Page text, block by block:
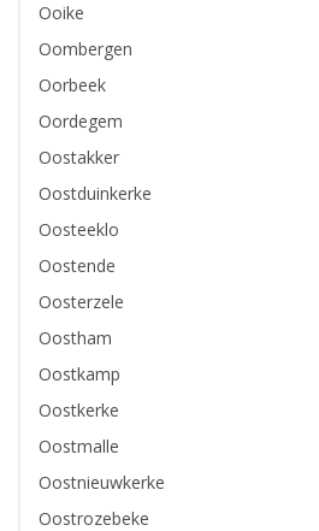
Ooike
Oombergen
Oorbeek
Oordegem
Oostakker
Oostduinkerke
Oosteeklo
Oostende
Oosterzele
Oostham
Oostkamp
Oostkerke
Oostmalle
Oostnieuwkerke
Oostrozebeke